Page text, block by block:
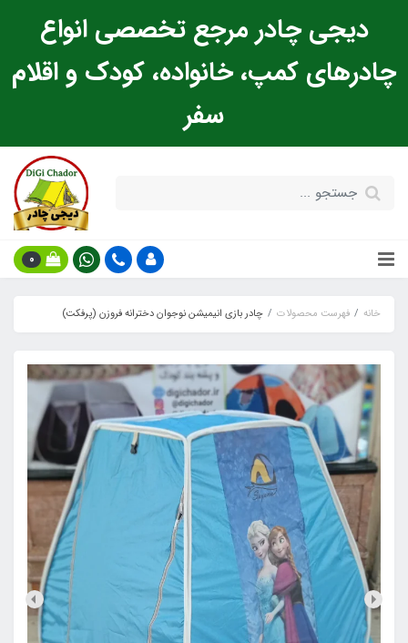
دیجی چادر مرجع تخصصی انواع
چادرهای کمپ، خانواده، کودک و اقلام
سفر
0
خانه فهرست محصولات چادر بازی انیمیشن نوجوان دخترانه فروزن (پرفکت)